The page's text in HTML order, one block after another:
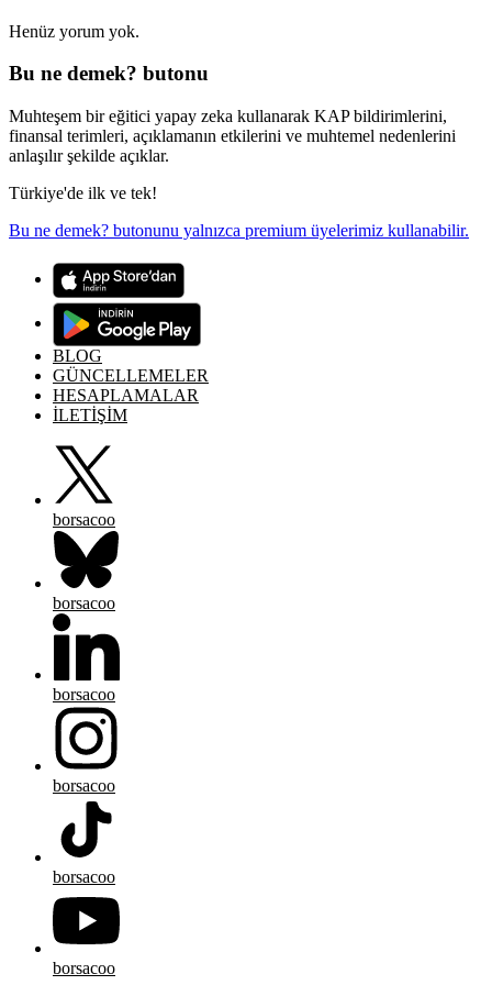
Henüz yorum yok.
Bu ne demek? butonu
Muhteşem bir eğitici yapay zeka kullanarak KAP bildirimlerini,
finansal terimleri, açıklamanın etkilerini ve muhtemel nedenlerini
anlaşılır şekilde açıklar.
Türkiye'de ilk ve tek!
Bu ne demek? butonunu yalnızca premium üyelerimiz kullanabilir.
BLOG
GÜNCELLEMELER
HESAPLAMALAR
İLETİŞİM
borsacoo
borsacoo
borsacoo
borsacoo
borsacoo
borsacoo